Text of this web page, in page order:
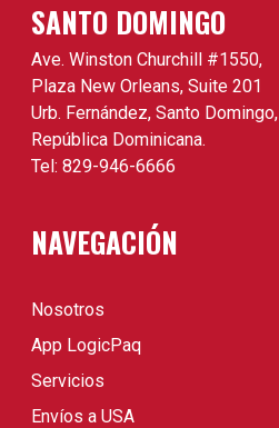
SANTO DOMINGO
Ave. Winston Churchill #1550,
Plaza New Orleans, Suite 201
Urb. Fernández, Santo Domingo,
República Dominicana.
Tel: 829-946-6666
NAVEGACIÓN
Nosotros
App LogicPaq
Servicios
Envíos a USA